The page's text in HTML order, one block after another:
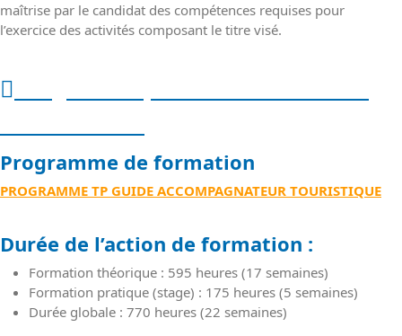
maîtrise par le candidat des compétences requises pour
l’exercice des activités composant le titre visé.
Programme de formation
PROGRAMME TP GUIDE ACCOMPAGNATEUR TOURISTIQUE
Durée de l’action de formation :
Formation théorique : 595 heures (17 semaines)
Formation pratique (stage) : 175 heures (5 semaines)
Durée globale : 770 heures (22 semaines)